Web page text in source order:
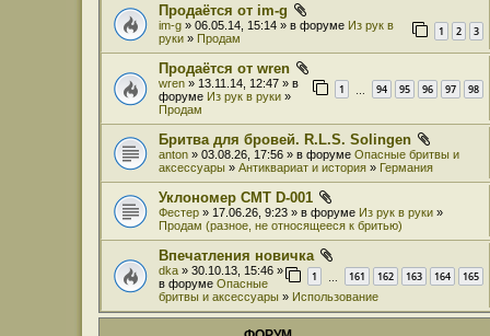
Продаётся от im-g
1 2 3
im-g » 06.05.14, 15:14 » в форуме Из рук в
руки » Продам
Продаётся от wren
1 94 95 96 97 98
wren » 13.11.14, 12:47 » в
форуме Из рук в руки »
Продам
Бритва для бровей. R.L.S. Solingen
anton » 03.08.26, 17:56 » в форуме Опасные бритвы и
аксессуары » Антиквариат и история » Германия
Уклономер СМТ D-001
Фестер » 17.06.26, 9:23 » в форуме Из рук в руки »
Продам (разное, не относящееся к бритью)
Впечатления новичка
1 161 162 163 164 165
dka » 30.10.13, 15:46 »
в форуме Опасные
бритвы и аксессуары » Использование